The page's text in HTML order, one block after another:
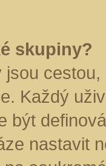
skupiny?
Každý
být
nastavit